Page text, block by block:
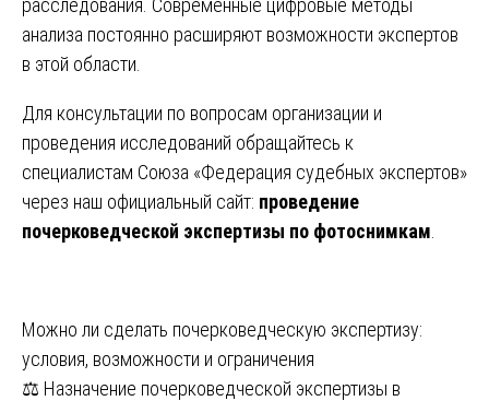
расследования. Современные цифровые методы
анализа постоянно расширяют возможности экспертов
в этой области.
Для консультации по вопросам организации и
проведения исследований обращайтесь к
специалистам Союза «Федерация судебных экспертов»
через наш официальный сайт: проведение
почерковедческой экспертизы по фотоснимкам
Навигация
по
Можно ли сделать почерковедческую экспертизу:
условия, возможности и ограничения
⚖️ Назначение почерковедческой экспертизы в